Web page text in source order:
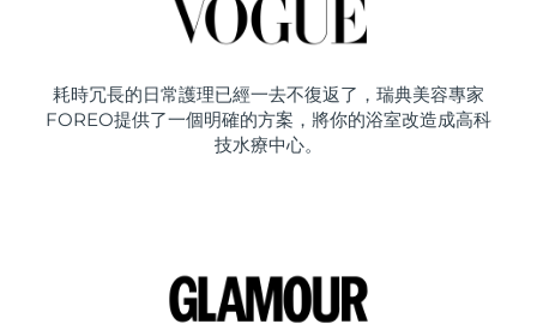
耗時冗長的日常護理已經一去不復返了，瑞典美容專家
FOREO提供了一個明確的方案，將你的浴室改造成高科
技水療中心。